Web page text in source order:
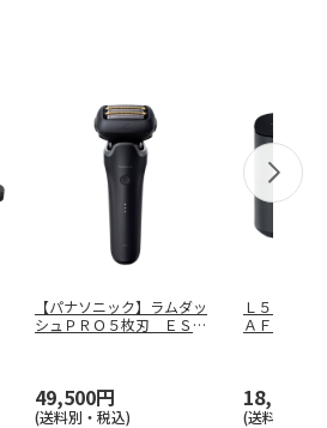
【パナソニック】ラムダッ
シュＰＲＯ５枚刃 ＥＳ－
49,500円
(送料別・税込)
Ｌ５０１
ＡＦ－Ｌ５
18,700円
(送料別・税